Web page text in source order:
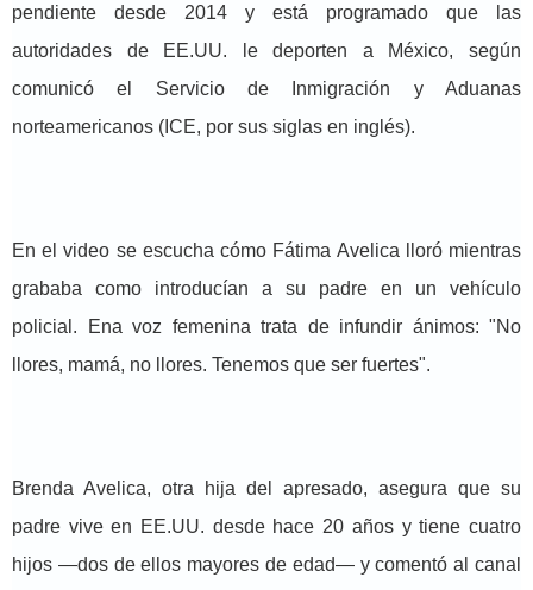
pendiente desde 2014 y está programado que las
autoridades de EE.UU. le deporten a México, según
comunicó el Servicio de Inmigración y Aduanas
norteamericanos (ICE, por sus siglas en inglés).
En el video se escucha cómo Fátima Avelica lloró mientras
grababa como introducían a su padre en un vehículo
policial. Ena voz femenina trata de infundir ánimos: "No
llores, mamá, no llores. Tenemos que ser fuertes".
Brenda Avelica, otra hija del apresado, asegura que su
padre vive en EE.UU. desde hace 20 años y tiene cuatro
hijos —dos de ellos mayores de edad— y comentó al canal